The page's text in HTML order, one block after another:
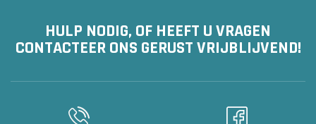
HULP NODIG, OF HEEFT U VRAGEN
CONTACTEER ONS GERUST VRIJBLIJVEND!